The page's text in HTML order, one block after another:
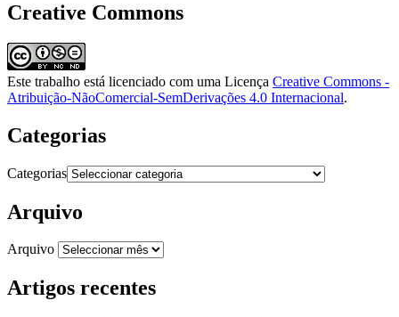
Creative Commons
Este trabalho está licenciado com uma Licença Creative Commons -
Atribuição-NãoComercial-SemDerivações 4.0 Internacional.
Categorias
Categorias
Arquivo
Arquivo
Artigos recentes